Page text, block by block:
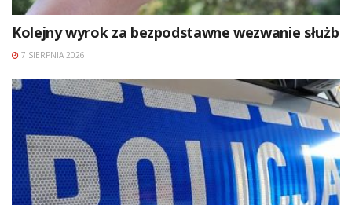
Kolejny wyrok za bezpodstawne wezwanie służb
7 SIERPNIA 2026